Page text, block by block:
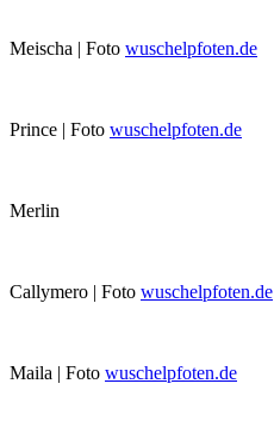
Meischa | Foto wuschelpfoten.de
Prince | Foto wuschelpfoten.de
Merlin
Callymero | Foto wuschelpfoten.de
Maila | Foto wuschelpfoten.de